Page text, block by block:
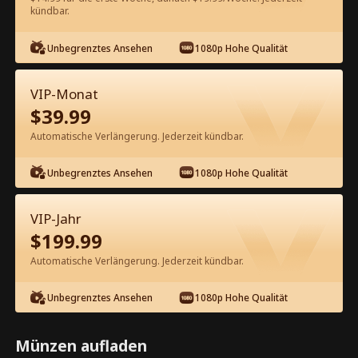
Kostenlos in der App ansehen
Episode 42 - Die Erbin hat ihren
Mann auf die schwarze Liste gesetzt
Kompletter Film
1-50 51-85
42 43 45 46
kündbar.
Unbegrenztes Ansehen 1080p Hohe Qualität
VIP-Monat
$39.99
Automatische Verlängerung. Jederzeit kündbar.
Unbegrenztes Ansehen 1080p Hohe Qualität
VIP-Jahr
$199.99
Automatische Verlängerung. Jederzeit kündbar.
Unbegrenztes Ansehen 1080p Hohe Qualität
Münzen aufladen